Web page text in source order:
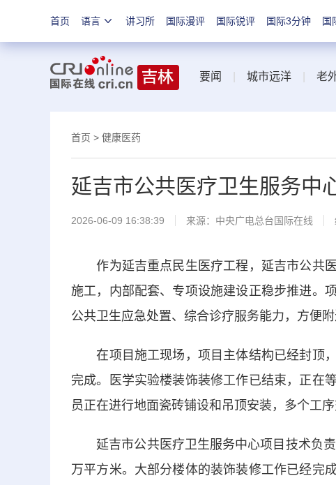
首页 语言 讲习所 国际漫评 国际锐评 国际3分钟 国
要闻 城市远洋 老
首页 > 健康医药
延吉市公共医疗卫生服务中
2026-06-09 16:38:39 来源：中央广电总台国际在线
作为延吉重点民生医疗工程，延吉市公共医
施工，内部配套、专项设施建设正稳步推进。
公共卫生应急处置、综合诊疗服务能力，方便
在项目施工现场，项目主体结构已经封顶，
完成。医学实验楼装饰装修工作已结束，正在
员正在进行地面瓷砖铺设和吊顶安装，多个工序
延吉市公共医疗卫生服务中心项目技术负责
万平方米。大部分楼体的装饰装修工作已经完